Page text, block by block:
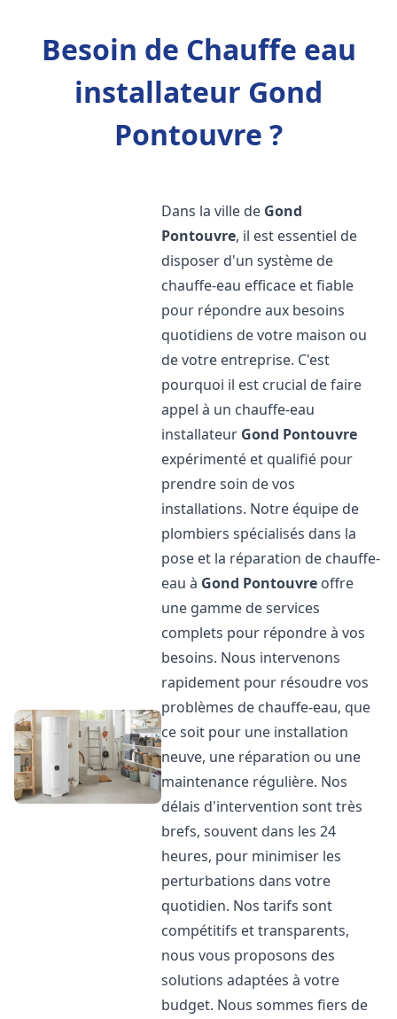
Besoin de Chauffe eau
installateur Gond
Pontouvre ?
Dans la ville de Gond
Pontouvre, il est essentiel de
disposer d'un système de
chauffe-eau efficace et fiable
pour répondre aux besoins
quotidiens de votre maison ou
de votre entreprise. C'est
pourquoi il est crucial de faire
appel à un chauffe-eau
installateur Gond Pontouvre
expérimenté et qualifié pour
prendre soin de vos
installations. Notre équipe de
plombiers spécialisés dans la
pose et la réparation de chauffe-
eau à Gond Pontouvre offre
une gamme de services
complets pour répondre à vos
besoins. Nous intervenons
rapidement pour résoudre vos
problèmes de chauffe-eau, que
ce soit pour une installation
neuve, une réparation ou une
maintenance régulière. Nos
délais d'intervention sont très
brefs, souvent dans les 24
heures, pour minimiser les
perturbations dans votre
quotidien. Nos tarifs sont
compétitifs et transparents,
nous vous proposons des
solutions adaptées à votre
budget. Nous sommes fiers de